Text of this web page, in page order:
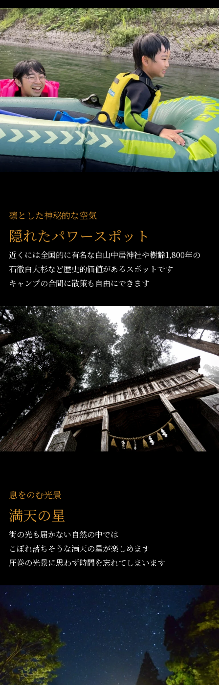
凛とした神秘的な空気
隠れたパワースポット
近くには全国的に有名な白山中居神社や樹齢1,800年の
石徹白大杉など歴史的価値があるスポットです
キャンプの合間に散策も自由にできます
息をのむ光景
満天の星
街の光も届かない自然の中では
こぼれ落ちそうな満天の星が楽しめます
圧巻の光景に思わず時間を忘れてしまいます